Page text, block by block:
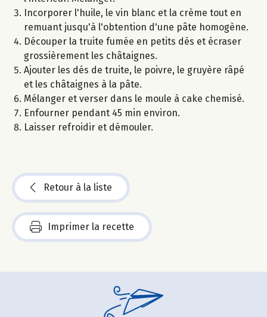
Incorporer l'huile, le vin blanc et la crème tout en
remuant jusqu'à l'obtention d'une pâte homogène.
Découper la truite fumée en petits dés et écraser
grossièrement les châtaignes.
Ajouter les dés de truite, le poivre, le gruyère râpé
et les châtaignes à la pâte.
Mélanger et verser dans le moule à cake chemisé.
Enfourner pendant 45 min environ.
Laisser refroidir et démouler.
Retour à la liste
Imprimer la recette